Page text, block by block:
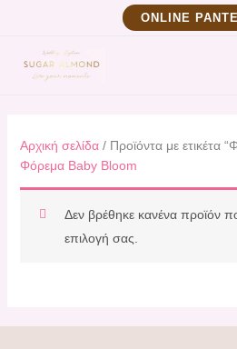
περιεχόμενο
ΟNLINE
Αρχική σελίδα/ Προϊόντα με ετικέτα
Φόρεμα Baby Bloom
Δεν βρέθηκε κανένα προϊόν
επιλογή σας.